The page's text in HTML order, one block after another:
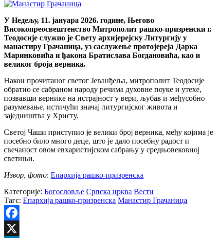
У Недељу, 11. јануара 2026. године, Његово
Високопреосвештенство Митрополит рашко-призренски г.
Теодосије служио је Свету архијерејску Литургију у
манастиру Грачаница, уз саслужење протојереја Дарка
Маринковића и ђакона Братислава Богдановића, као и
великог броја верника.
Након прочитаног светог Јеванђеља, митрополит Теодосије
обратио се сабраном народу речима духовне поуке и утехе,
позвавши вернике на истрајност у вери, љубав и међусобно
разумевање, истичући значај литургијског живота и
заједништва у Христу.
Светој Чаши приступио је велики број верника, међу којима је
посебно било много деце, што је дало посебну радост и
свечаност овом евхаристијском сабрању у средњовековној
светињи.
Извор, фото: Епархија рашко-призренска
Категорије: Богословље Српска црква Вести
Тагс: Епархија рашко-призренска Манастир Грачаница
Facebook